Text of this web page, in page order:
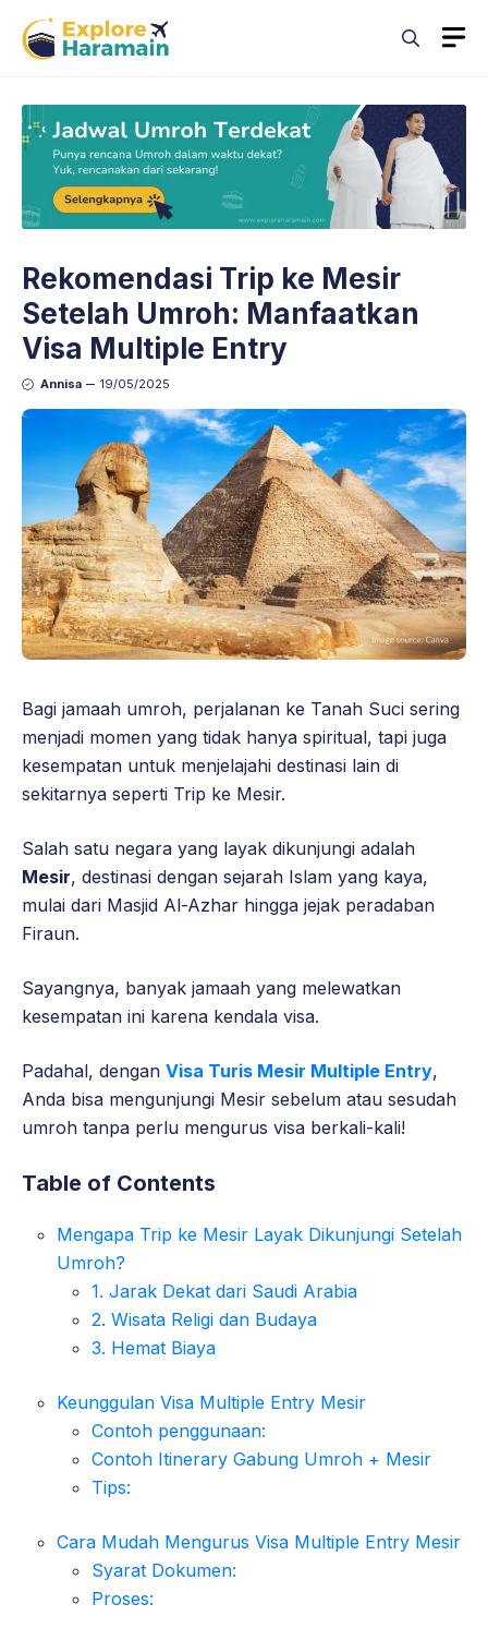
content
Rekomendasi Trip ke Mesir
Setelah Umroh: Manfaatkan
Visa Multiple Entry
Annisa 19/05/2025
Bagi jamaah umroh, perjalanan ke Tanah Suci sering
menjadi momen yang tidak hanya spiritual, tapi juga
kesempatan untuk menjelajahi destinasi lain di
sekitarnya seperti Trip ke Mesir.
Salah satu negara yang layak dikunjungi adalah
Mesir, destinasi dengan sejarah Islam yang kaya,
mulai dari Masjid Al-Azhar hingga jejak peradaban
Firaun.
Sayangnya, banyak jamaah yang melewatkan
kesempatan ini karena kendala visa.
Padahal, dengan Visa Turis Mesir Multiple Entry,
Anda bisa mengunjungi Mesir sebelum atau sesudah
umroh tanpa perlu mengurus visa berkali-kali!
Table of Contents
Mengapa Trip ke Mesir Layak Dikunjungi Setelah
Umroh?
1. Jarak Dekat dari Saudi Arabia
2. Wisata Religi dan Budaya
3. Hemat Biaya
Keunggulan Visa Multiple Entry Mesir
Contoh penggunaan:
Contoh Itinerary Gabung Umroh + Mesir
Tips:
Cara Mudah Mengurus Visa Multiple Entry Mesir
Syarat Dokumen:
Proses: